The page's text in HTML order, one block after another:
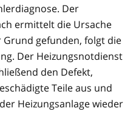
Der
ermittelt die Ursache
Grund gefunden, folgt die
Der Heizungsnotdienst
den Defekt,
Teile aus und
Heizungsanlage wieder